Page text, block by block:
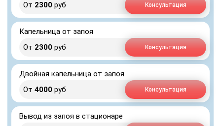
От 2300 руб Консультация
Капельница от запоя
От 2300 руб Консультация
Двойная капельница от запоя
От 4000 руб Консультация
Вывод из запоя в стационаре